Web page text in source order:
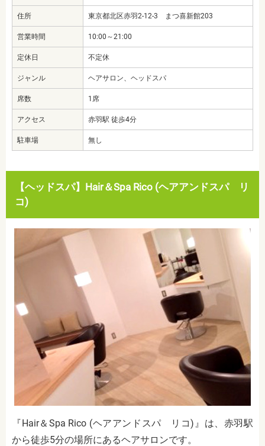
住所 東京都北区赤羽2-12-3 まつ喜新館203
営業時間 10:00～21:00
定休日 不定休
ジャンル ヘアサロン、ヘッドスパ
席数 1席
アクセス 赤羽駅 徒歩4分
駐車場 無し
【ヘッドスパ】Hair＆Spa Rico (ヘアアンドスパ リ
コ)
『Hair＆Spa Rico (ヘアアンドスパ リコ)』は、赤羽駅
から徒歩5分の場所にあるヘアサロンです。